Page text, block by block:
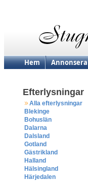
Hem Annonsera
Efterlysningar
Alla efterlysningar
Blekinge
Bohuslän
Dalarna
Dalsland
Gotland
Gästrikland
Halland
Hälsingland
Härjedalen